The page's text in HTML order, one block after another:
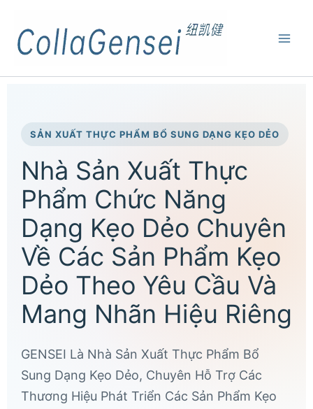
SẢN XUẤT THỰC PHẨM BỔ SUNG DẠNG KẸO DẺO
Nhà Sản Xuất Thực
Phẩm Chức Năng
Dạng Kẹo Dẻo Chuyên
Về Các Sản Phẩm Kẹo
Dẻo Theo Yêu Cầu Và
Mang Nhãn Hiệu Riêng
GENSEI Là Nhà Sản Xuất Thực Phẩm Bổ
Sung Dạng Kẹo Dẻo, Chuyên Hỗ Trợ Các
Thương Hiệu Phát Triển Các Sản Phẩm Kẹo